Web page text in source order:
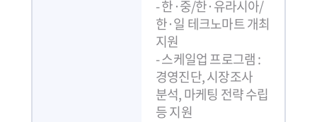
- 한·중/한·유라시아/
한·일 테크노마트 개최
지원
- 스케일업 프로그램 :
경영진단, 시장조사
분석, 마케팅 전략 수립
등 지원